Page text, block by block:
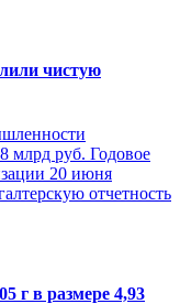
чистую
млрд руб. Годовое
20 июня
отчетность
г в размере 4,93